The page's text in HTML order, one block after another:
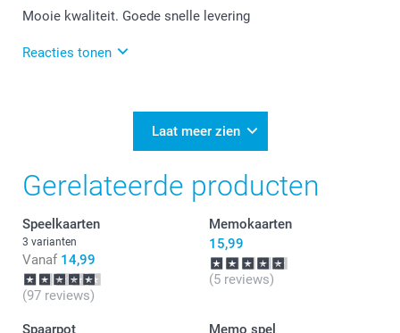
Mooie kwaliteit. Goede snelle levering
Reacties tonen
Bedankt voor je review. Leuk om te horen dat je
Laat meer zien
Gerelateerde producten
Speelkaarten
3 varianten
Vanaf 14,99
(97 reviews)
Memokaarten
15,99
(5 reviews)
Spaarpot
Memo spel